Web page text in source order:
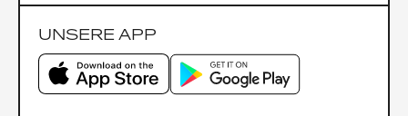
UNSERE APP